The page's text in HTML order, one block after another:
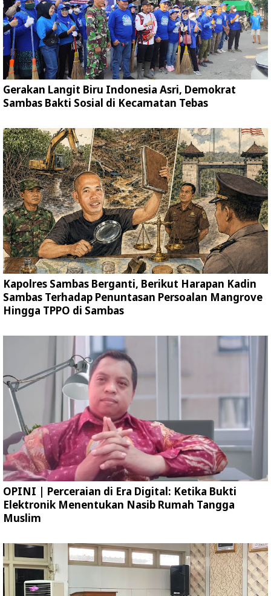
Gerakan Langit Biru Indonesia Asri, Demokrat
Sambas Bakti Sosial di Kecamatan Tebas
Kapolres Sambas Berganti, Berikut Harapan Kadin
Sambas Terhadap Penuntasan Persoalan Mangrove
Hingga TPPO di Sambas
OPINI | Perceraian di Era Digital: Ketika Bukti
Elektronik Menentukan Nasib Rumah Tangga
Muslim